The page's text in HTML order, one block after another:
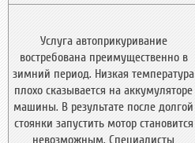
Услуга автоприкуривание
востребована преимущественно в
зимний период. Низкая температура
плохо сказывается на аккумуляторе
машины. В результате после долгой
стоянки запустить мотор становится
невозможным. Специалисты